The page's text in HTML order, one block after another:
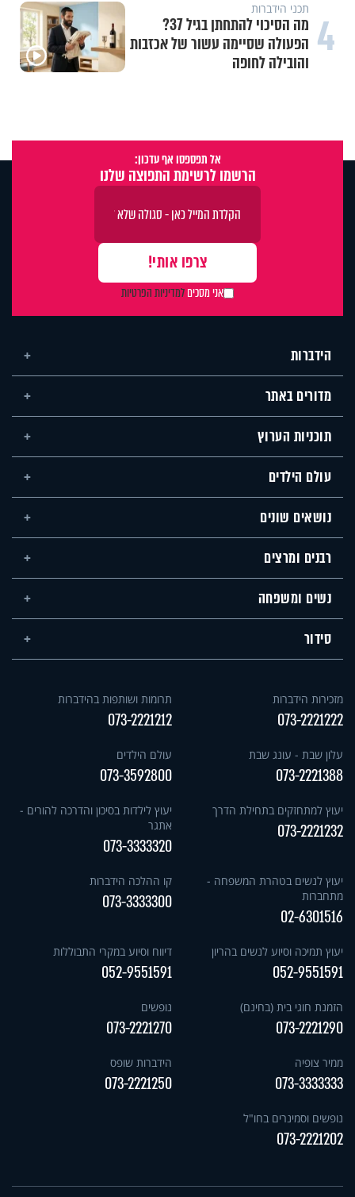
4 תכני הידברות
מה הסיכוי להתחתן בגיל 37?
הפעולה שסיימה עשור של אכזבות
והובילה לחופה
אל תפספסו אף עדכון:
הרשמו לרשימת התפוצה שלנו
אני מסכיםלמדיניות הפרטיות
הידברות
מדורים באתר
תוכניות הערוץ
עולם הילדים
נושאים שונים
רבנים ומרצים
נשים ומשפחה
סידור
מזכירות הידברות
073-2221222
תרומות ושותפות בהידברות
073-2221212
עלון שבת - עונג שבת
073-2221388
עולם הילדים
073-3592800
יעוץ למתחזקים בתחילת הדרך
073-2221232
יעוץ לילדות בסיכון והדרכה להורים -
אתגר
073-3333320
יעוץ לנשים בטהרת המשפחה -
מתחברות
02-6301516
קו ההלכה הידברות
073-3333300
יעוץ תמיכה וסיוע לנשים בהריון
052-9551591
דיווח וסיוע במקרי התבוללות
052-9551591
הזמנת חוגי בית (בחינם)
073-2221290
נופשים
073-2221270
ממיר צופיה
073-3333333
הידברות שופס
073-2221250
נופשים וסמינרים בחו"ל
073-2221202